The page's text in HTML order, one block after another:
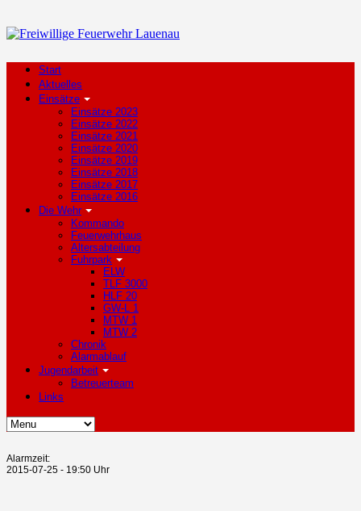
Start
Aktuelles
Einsätze
Einsätze 2023
Einsätze 2022
Einsätze 2021
Einsätze 2020
Einsätze 2019
Einsätze 2018
Einsätze 2017
Einsätze 2016
Die Wehr
Kommando
Feuerwehrhaus
Altersabteilung
Fuhrpark
ELW
TLF 3000
HLF 20
GW-L 1
MTW 1
MTW 2
Chronik
Alarmablauf
Jugendarbeit
Betreuerteam
Links
Alarmzeit:
2015-07-25 - 19:50 Uhr